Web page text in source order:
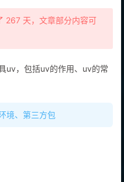
267 天，文章部分内容可
uv，包括uv的作用、uv的常
境、第三方包